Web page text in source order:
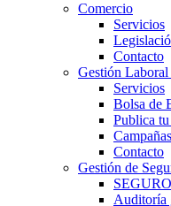
Comercio
Servicios
Contacto
Gestión
Servicios
Bolsa de
Publica
Campañas
Contacto
Gestión de
Auditoría